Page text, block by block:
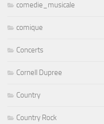
comedie_musicale
comique
Concerts
Cornell Dupree
Country
Country Rock